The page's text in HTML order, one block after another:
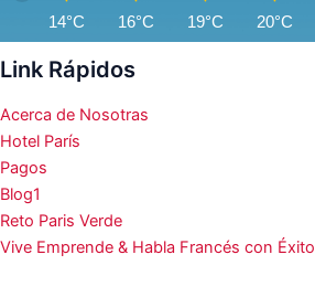
14°C 16°C 19°C 20°C
Link Rápidos
Acerca de Nosotras
Hotel París
Pagos
Blog1
Reto Paris Verde
Vive Emprende & Habla Francés con Éxito